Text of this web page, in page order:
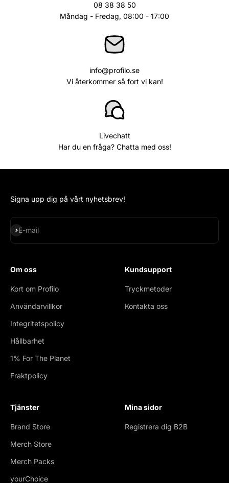
08 38 38 50
Måndag - Fredag, 08:00 - 17:00
info@profilo.se
Vi återkommer så fort vi kan!
Livechatt
Har du en fråga? Chatta med oss!
Signa upp dig på vårt nyhetsbrev!
E-mail
Subscribe
Om oss
Kort om Profilo
Användarvillkor
Integritetspolicy
Hållbarhet
1% For The Planet
Fraktpolicy
Kundsupport
Tryckmetoder
Kontakta oss
Tjänster
Brand Store
Merch Store
Merch Packs
yourChoice
Mina sidor
Registrera dig B2B